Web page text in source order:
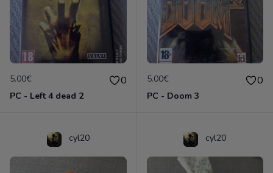
5.00€ 0
PC - Left 4 dead 2
5.00€ 0
PC - Doom 3
cyl20 cyl20